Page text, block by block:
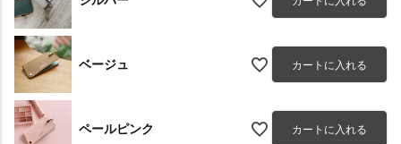
ベージュ カートに入れる
ペールピンク カートに入れる